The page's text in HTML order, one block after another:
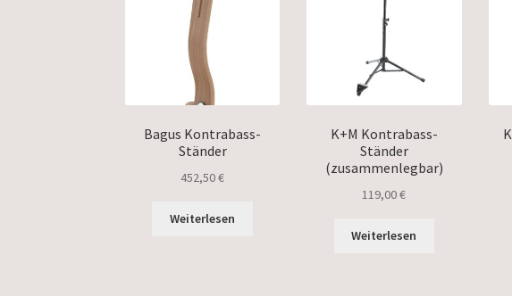
Bagus Kontrabass-
Ständer
452,50€
Weiterlesen
K+M Kontrabass-
Ständer
(zusammenlegbar)
119,00€
Weiterlesen